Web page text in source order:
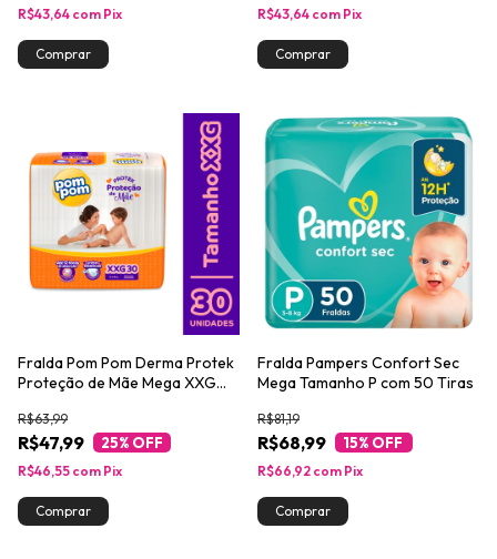
R$43,64 com Pix R$43,64 com Pix
Fralda Pom Pom Derma Protek
Proteção de Mãe Mega XXG
R$47,99
R$63,99
25% OFF
R$46,55 com Pix
Fralda Pampers Confort Sec
Mega Tamanho P com 50 Tiras
R$68,99
R$81,19
15% OFF
R$66,92 com Pix